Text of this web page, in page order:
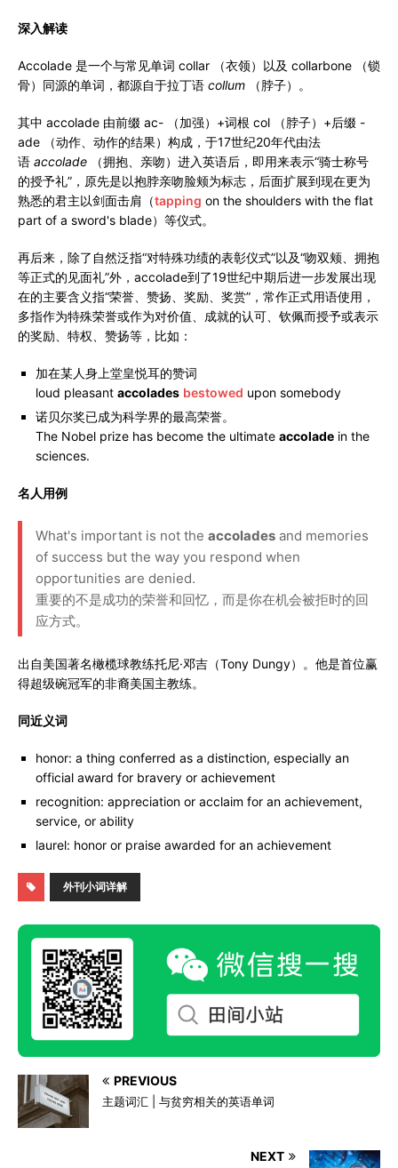
深入解读
Accolade 是一个与常见单词 collar （衣领）以及 collarbone （锁
骨）同源的单词，都源自于拉丁语 collum （脖子）。
其中 accolade 由前缀 ac- （加强）+词根 col （脖子）+后缀 -
ade （动作、动作的结果）构成，于17世纪20年代由法
语 accolade （拥抱、亲吻）进入英语后，即用来表示“骑士称号
的授予礼”，原先是以抱脖亲吻脸颊为标志，后面扩展到现在更为
熟悉的君主以剑面击肩（tapping on the shoulders with the flat
part of a sword's blade）等仪式。
再后来，除了自然泛指“对特殊功绩的表彰仪式”以及“吻双颊、拥抱
等正式的见面礼”外，accolade到了19世纪中期后进一步发展出现
在的主要含义指“荣誉、赞扬、奖励、奖赏”，常作正式用语使用，
多指作为特殊荣誉或作为对价值、成就的认可、钦佩而授予或表示
的奖励、特权、赞扬等，比如：
加在某人身上堂皇悦耳的赞词
loud pleasant accolades bestowed upon somebody
诺贝尔奖已成为科学界的最高荣誉。
The Nobel prize has become the ultimate accolade in the
sciences.
名人用例
What's important is not the accolades and memories
of success but the way you respond when
opportunities are denied.
重要的不是成功的荣誉和回忆，而是你在机会被拒时的回
应方式。
出自美国著名橄榄球教练托尼·邓吉（Tony Dungy）。他是首位赢
得超级碗冠军的非裔美国主教练。
同近义词
honor: a thing conferred as a distinction, especially an
official award for bravery or achievement
recognition: appreciation or acclaim for an achievement,
service, or ability
laurel: honor or praise awarded for an achievement
外刊小词详解
PREVIOUS
主题词汇 | 与贫穷相关的英语单词
NEXT